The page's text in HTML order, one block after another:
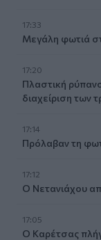
17:33
Μεγάλη φωτιά
17:20
Πλαστική
διαχείριση των
17:14
Πρόλαβαν τη
17:12
Ο Νετανιάχου
17:05
Ο Καρέτσας